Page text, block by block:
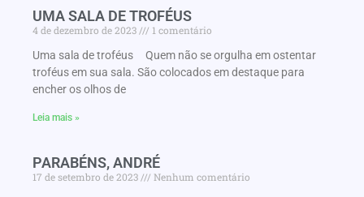
UMA SALA DE TROFÉUS
4 de dezembro de 2023
1 comentário
Uma sala de troféus Quem não se orgulha em ostentar
troféus em sua sala. São colocados em destaque para
encher os olhos de
Leia mais »
PARABÉNS, ANDRÉ
17 de setembro de 2023 Nenhum comentário